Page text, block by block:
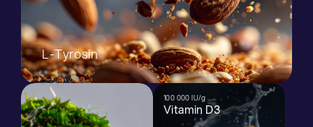
L-Tyrosin
100 000 IU/g
Vitamin D3